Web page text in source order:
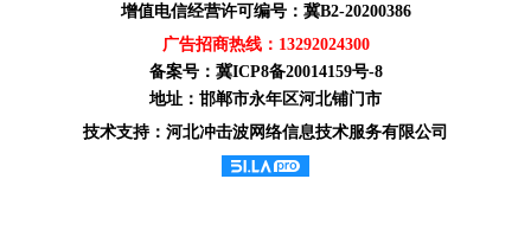
增值电信经营许可编号：冀B2-20200386
广告招商热线： 13292024300
备案号： 冀ICP8备20014159号-8
地址：邯郸市永年区河北铺门市
技术支持：河北冲击波网络信息技术服务有限公司